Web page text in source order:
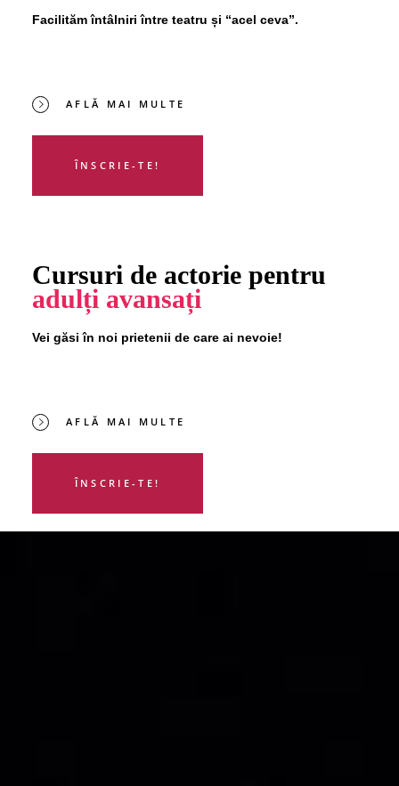
Facilităm întâlniri între teatru și “acel ceva”.
AFLĂ MAI MULTE
ÎNSCRIE-TE!
Cursuri de actorie pentru
adulți avansați
Vei găsi în noi prietenii de care ai nevoie!
AFLĂ MAI MULTE
ÎNSCRIE-TE!